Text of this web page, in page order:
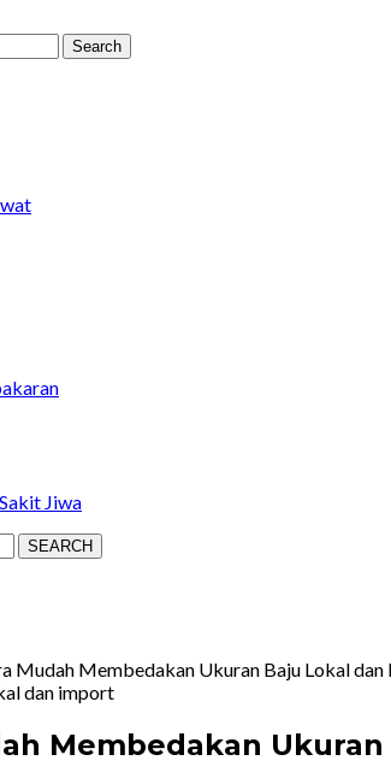
Search
Jiwa
SEARCH
Mudah Membedakan Ukuran Baju Lokal
Membedakan